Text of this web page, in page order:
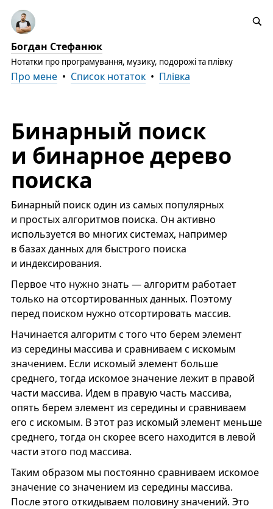
Богдан Стефанюк
Нотатки про програмування, музику, подорожі та плівку
Про мене• Список нотаток• Плівка
Бинарный поиск
и бинарное дерево
поиска
Бинарный поиск один из самых популярных
и простых алгоритмов поиска. Он активно
используется во многих системах, например
в базах данных для быстрого поиска
и индексирования.
Первое что нужно знать — алгоритм работает
только на отсортированных данных. Поэтому
перед поиском нужно отсортировать массив.
Начинается алгоритм с того что берем элемент
из середины массива и сравниваем с искомым
значением. Если искомый элемент больше
среднего, тогда искомое значение лежит в правой
части массива. Идем в правую часть массива,
опять берем элемент из середины и сравниваем
его с искомым. В этот раз искомый элемент меньше
среднего, тогда он скорее всего находится в левой
части этого под массива.
Таким образом мы постоянно сравниваем искомое
значение со значением из середины массива.
После этого откидываем половину значений. Это